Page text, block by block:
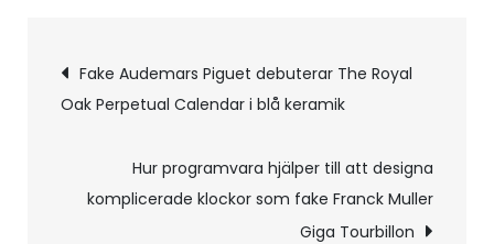
Portugieser
Automatic
Portugieser
Chronograph
Inläggsnavigering
Fake Audemars Piguet debuterar The Royal
Oak Perpetual Calendar i blå keramik
Hur programvara hjälper till att designa
komplicerade klockor som fake Franck Muller
Giga Tourbillon